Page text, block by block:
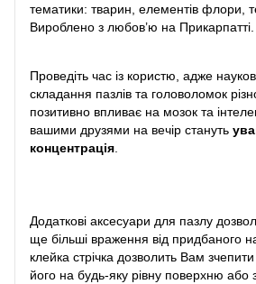
тематики: тварин, елементів флори,
Вироблено з любов’ю на Прикарпатті.
Проведіть час із користю, адже
складання пазлів та головоломок
позитивно впливає на мозок та
вашими друзями на вечір стануть
концентрація.
Додаткові аксесуари для пазлу
ще більші враження від придбаного
клейка стрічка дозволить Вам
його на будь-яку рівну поверхню або